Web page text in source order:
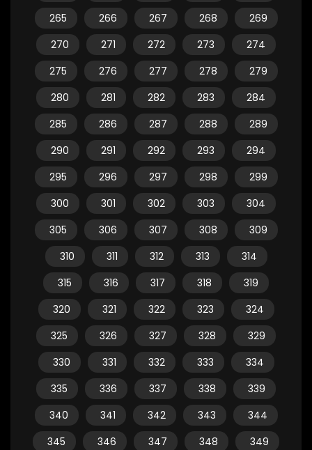
265
266 267 268
269
270
271 272 273
274
275
276 277 278
279
280
281 282 283
284
285
286 287 288
289
290
291 292 293
294
295
296 297 298
299
300
301 302 303
304
305
306 307 308
309
310
311 312 313
314
315
316 317 318
319
320
321 322 323
324
325
326 327 328
329
330
331 332 333
334
335
336 337 338
339
340
341 342 343
344
345
346 347 348
349